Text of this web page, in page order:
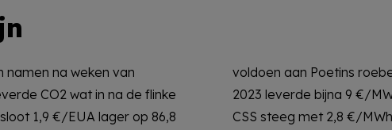
namen na weken van
CO2 wat in na de flinke
1,9 €/EUA lager op 86,8
Het stroomcontract voor
en sloot op 182 €/MWh. De
de CDS leverde 0,8 €/MWh